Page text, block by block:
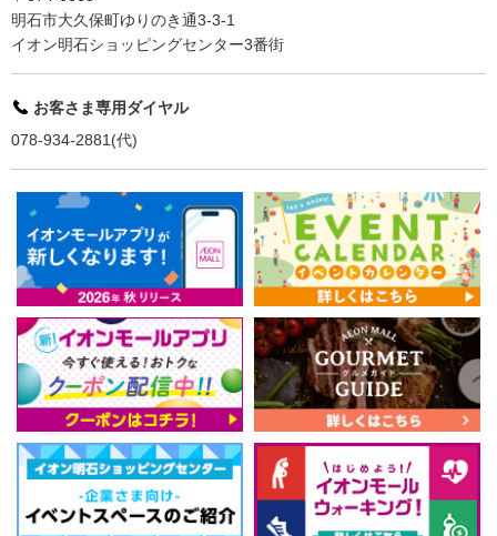
明石市大久保町ゆりのき通3-3-1
イオン明石ショッピングセンター3番街
お客さま専用ダイヤル
078-934-2881(代)